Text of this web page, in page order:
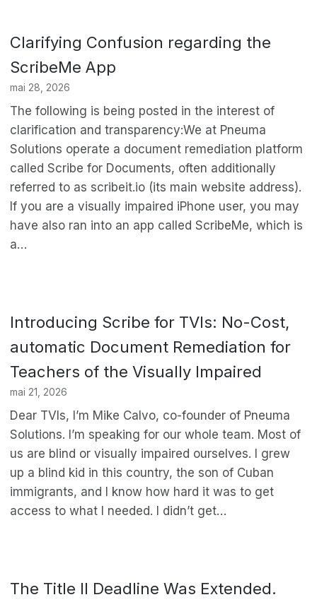
Clarifying Confusion regarding the
ScribeMe App
mai 28, 2026
The following is being posted in the interest of
clarification and transparency:We at Pneuma
Solutions operate a document remediation platform
called Scribe for Documents, often additionally
referred to as scribeit.io (its main website address).
If you are a visually impaired iPhone user, you may
have also ran into an app called ScribeMe, which is
a…
Introducing Scribe for TVIs: No-Cost,
automatic Document Remediation for
Teachers of the Visually Impaired
mai 21, 2026
Dear TVIs, I’m Mike Calvo, co-founder of Pneuma
Solutions. I’m speaking for our whole team. Most of
us are blind or visually impaired ourselves. I grew
up a blind kid in this country, the son of Cuban
immigrants, and I know how hard it was to get
access to what I needed. I didn’t get…
The Title II Deadline Was Extended.